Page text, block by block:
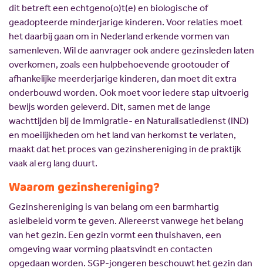
dit betreft een echtgeno(o)t(e) en biologische of
geadopteerde minderjarige kinderen. Voor relaties moet
het daarbij gaan om in Nederland erkende vormen van
samenleven. Wil de aanvrager ook andere gezinsleden laten
overkomen, zoals een hulpbehoevende grootouder of
afhankelijke meerderjarige kinderen, dan moet dit extra
onderbouwd worden. Ook moet voor iedere stap uitvoerig
bewijs worden geleverd. Dit, samen met de lange
wachttijden bij de Immigratie- en Naturalisatiedienst (IND)
en moeilijkheden om het land van herkomst te verlaten,
maakt dat het proces van gezinshereniging in de praktijk
vaak al erg lang duurt.
Waarom gezinshereniging?
Gezinshereniging is van belang om een barmhartig
asielbeleid vorm te geven. Allereerst vanwege het belang
van het gezin. Een gezin vormt een thuishaven, een
omgeving waar vorming plaatsvindt en contacten
opgedaan worden. SGP-jongeren beschouwt het gezin dan